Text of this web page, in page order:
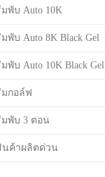
มพับ Auto 10K
มพับ Auto 8K Black Gel
มพับ Auto 10K Black Gel
มกอล์ฟ
มพับ 3 ตอน
นค้าผลิตด่วน